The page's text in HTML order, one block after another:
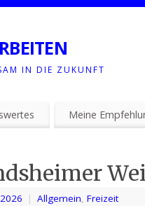
IN DIE ZUKUNFT
Meine
| Allgemein, Freizeit